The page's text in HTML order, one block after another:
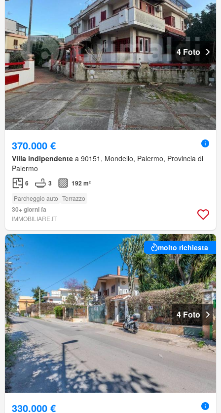
4 Foto
370.000 €
Villa indipendente a 90151, Mondello, Palermo, Provincia di
Palermo
6 3 192 m²
Parcheggio auto Terrazzo
30+ giorni fa
IMMOBILIARE.IT
molto richiesta
4 Foto
330.000 €